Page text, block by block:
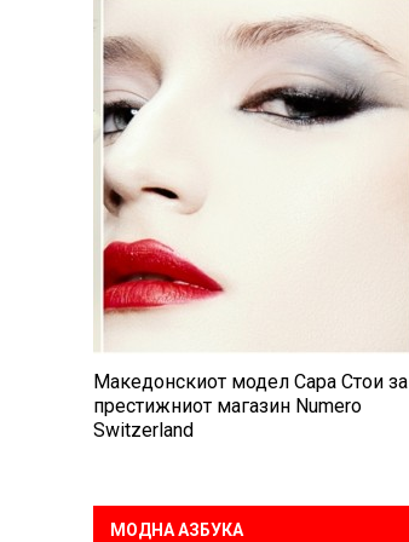
Македонскиот модел Сара Стои за
престижниот магазин Numero
Switzerland
МОДНА АЗБУКА